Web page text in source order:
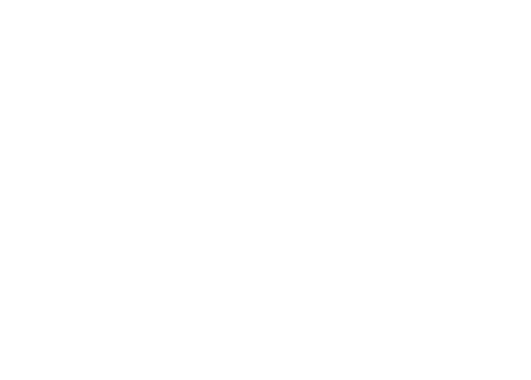
en suivant ce